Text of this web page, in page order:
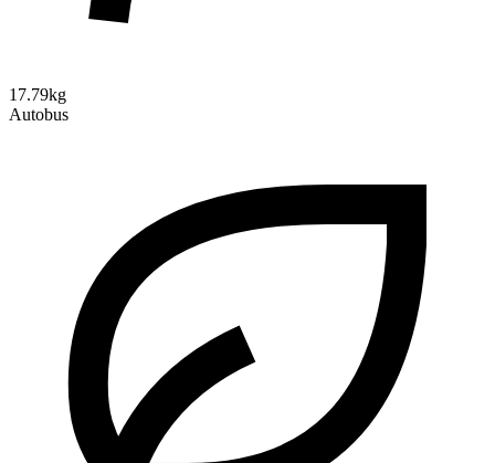
17.79kg
Autobus